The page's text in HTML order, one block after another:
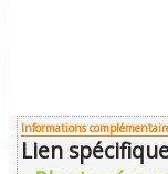
Informations
Lien